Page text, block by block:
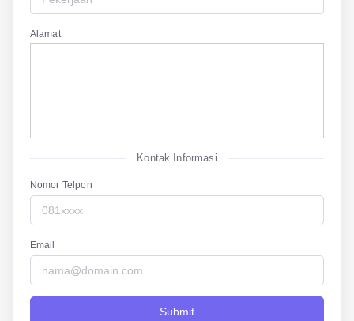
Alamat
Kontak Informasi
Nomor Telpon
Email
Submit